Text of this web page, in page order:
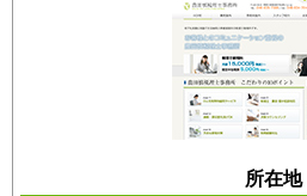
所在地